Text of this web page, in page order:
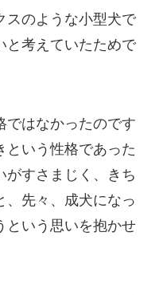
スのような小型犬で
と考えていたためで
ではなかったのです
という性格であった
がすさまじく、きち
、先々、成犬になっ
という思いを抱かせ